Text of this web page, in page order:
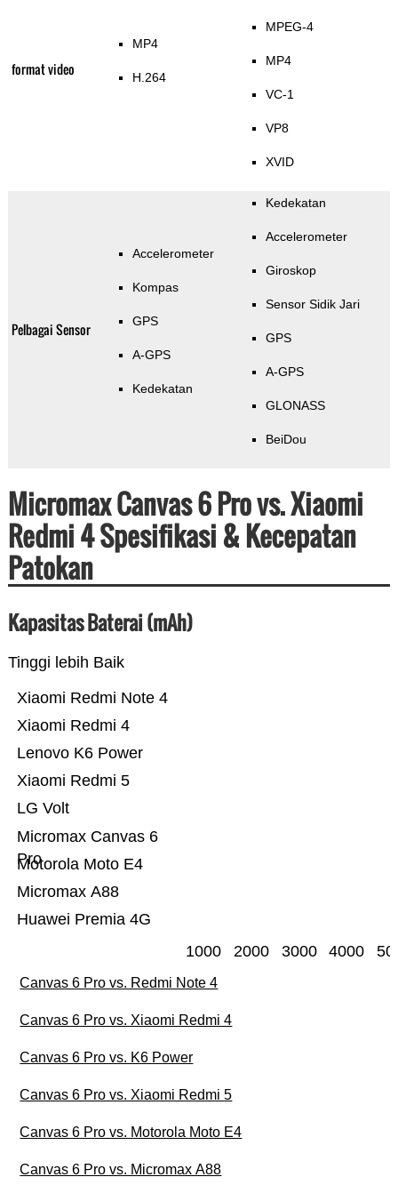
format video
MP4
H.264
MPEG-4
MP4
VC-1
VP8
XVID
Pelbagai Sensor
Accelerometer
Kompas
GPS
A-GPS
Kedekatan
Kedekatan
Accelerometer
Giroskop
Sensor Sidik Jari
GPS
A-GPS
GLONASS
BeiDou
Micromax Canvas 6 Pro vs. Xiaomi
Redmi 4 Spesifikasi & Kecepatan
Patokan
Kapasitas Baterai (mAh)
Tinggi lebih Baik
Huawei Premia 4G
Micromax A88
Motorola Moto E4
Micromax Canvas 6
Pro
LG Volt
Xiaomi Redmi 5
Lenovo K6 Power
Xiaomi Redmi 4
Xiaomi Redmi Note 4
1000 2000 3000 4000
Canvas 6 Pro vs. Redmi Note 4
Canvas 6 Pro vs. Xiaomi Redmi 4
Canvas 6 Pro vs. K6 Power
Canvas 6 Pro vs. Xiaomi Redmi 5
Canvas 6 Pro vs. Motorola Moto E4
Canvas 6 Pro vs. Micromax A88